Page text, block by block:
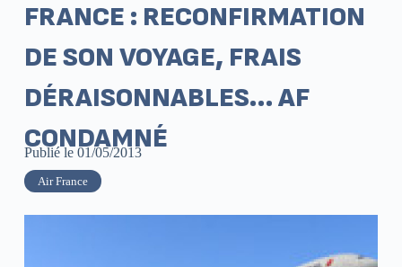
FRANCE : RECONFIRMATION
DE SON VOYAGE, FRAIS
DÉRAISONNABLES… AF
CONDAMNÉ
Publié le 01/05/2013
Air France